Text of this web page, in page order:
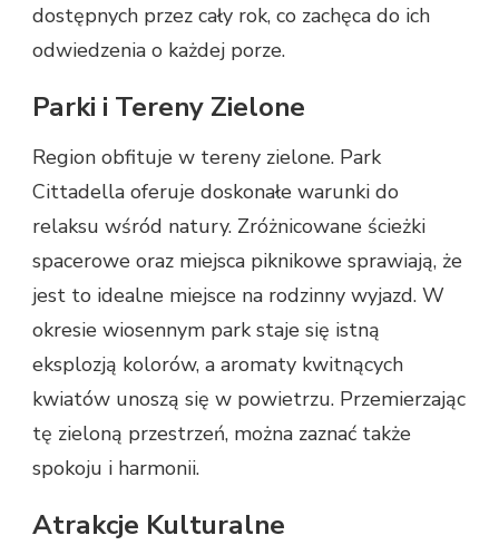
dostępnych przez cały rok, co zachęca do ich
odwiedzenia o każdej porze.
Parki i Tereny Zielone
Region obfituje w tereny zielone. Park
Cittadella oferuje doskonałe warunki do
relaksu wśród natury. Zróżnicowane ścieżki
spacerowe oraz miejsca piknikowe sprawiają, że
jest to idealne miejsce na rodzinny wyjazd. W
okresie wiosennym park staje się istną
eksplozją kolorów, a aromaty kwitnących
kwiatów unoszą się w powietrzu. Przemierzając
tę zieloną przestrzeń, można zaznać także
spokoju i harmonii.
Atrakcje Kulturalne